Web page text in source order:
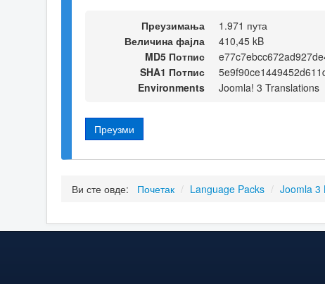
Преузимања
1.971 пута
Величина фајла
410,45 kB
MD5 Потпис
SHA1 Потпис
Environments
Joomla! 3 Translations
Преузми
Ви сте овде: Почетак / Language Packs / Joomla 3